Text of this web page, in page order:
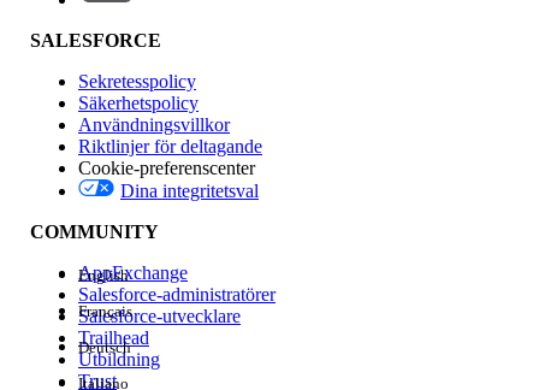
SALESFORCE
Sekretesspolicy
Säkerhetspolicy
Användningsvillkor
Riktlinjer för deltagande
Cookie-preferenscenter
Dina integritetsval
COMMUNITY
AppExchange
Salesforce-administratörer
Salesforce-utvecklare
Trailhead
Utbildning
Trust
English
Français
Deutsch
Italiano